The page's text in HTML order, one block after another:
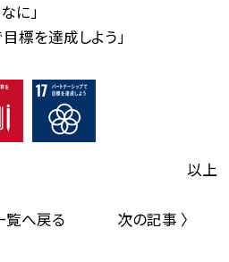
に」
目標を達成しよう」
以上
覧へ戻る 次の記事 〉